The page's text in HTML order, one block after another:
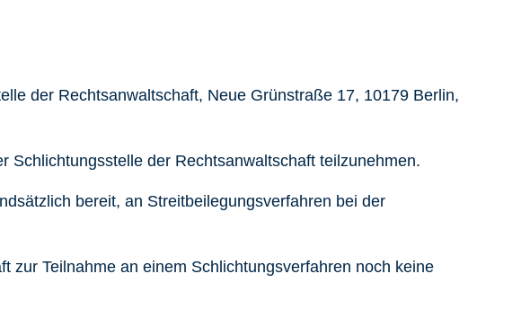
der Rechtsanwaltschaft, Neue Grünstraße 17, 10179 Berlin,
Schlichtungsstelle der Rechtsanwaltschaft teilzunehmen.
bereit, an Streitbeilegungsverfahren bei der
zur Teilnahme an einem Schlichtungsverfahren noch keine